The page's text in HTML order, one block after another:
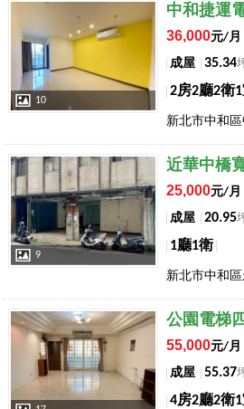
10
中和捷運
36,000元/月
成屋
35.34
2房2廳2衛
新北市中和
店長推薦
9
近華中橋
25,000元/月
成屋
20.95
1廳1衛
新北市中和
店長推薦 公園電梯
55,000元/月
成屋
55.37
4房2廳2衛